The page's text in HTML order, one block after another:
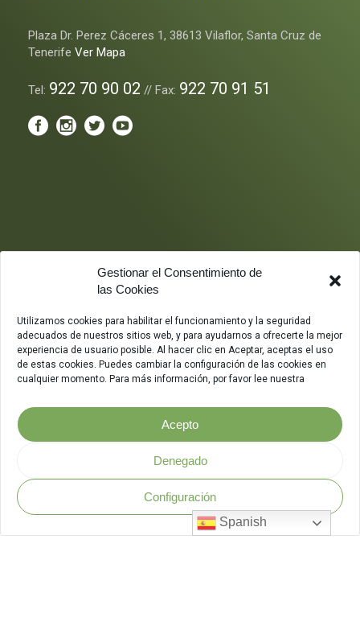
Gestionar el Consentimiento de
las Cookies
Utilizamos cookies para habilitar el funcionamiento y la seguridad
adecuados de nuestros sitios web, y para ayudarnos a ofrecerte la mejor
experiencia de usuario posible. Al hacer clic en Aceptar, aceptas el uso
de estas cookies. Puedes cambiar la configuración de las cookies en
cualquier momento. Para más información, por favor lee nuestra
Acepto
Denegado
Configuración
Plaza Dr. Perez Cáceres 1, 38613 Vilaflor, Santa Cruz de
Tenerife Ver Mapa
Tel: 922 70 90 02 // Fax: 922 70 91 51
Política de Seguridad
Spanish